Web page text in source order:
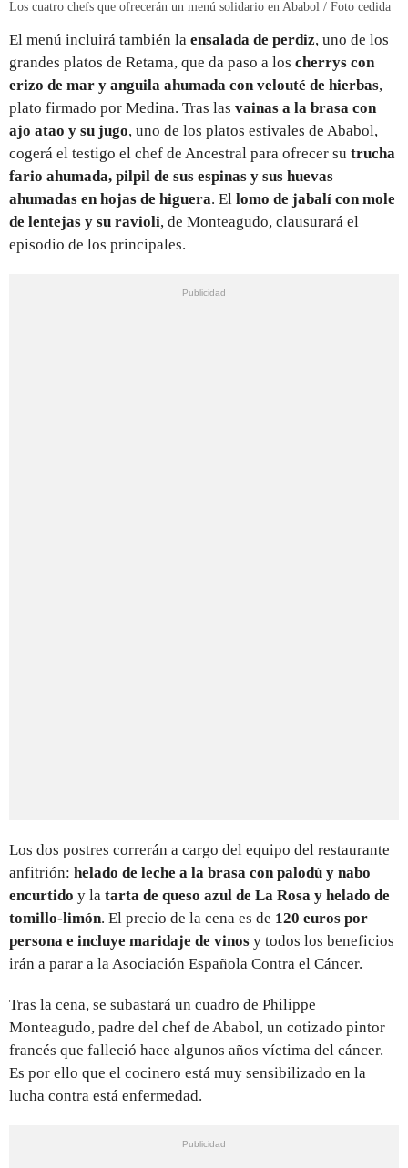
Los cuatro chefs que ofrecerán un menú solidario en Ababol / Foto cedida
El menú incluirá también la ensalada de perdiz, uno de los
grandes platos de Retama, que da paso a los cherrys con
erizo de mar y anguila ahumada con velouté de hierbas,
plato firmado por Medina. Tras las vainas a la brasa con
ajo atao y su jugo, uno de los platos estivales de Ababol,
cogerá el testigo el chef de Ancestral para ofrecer su trucha
fario ahumada, pilpil de sus espinas y sus huevas
ahumadas en hojas de higuera. El lomo de jabalí con mole
de lentejas y su ravioli, de Monteagudo, clausurará el
episodio de los principales.
Los dos postres correrán a cargo del equipo del restaurante
anfitrión: helado de leche a la brasa con palodú y nabo
encurtido y la tarta de queso azul de La Rosa y helado de
tomillo-limón. El precio de la cena es de 120 euros por
persona e incluye maridaje de vinos y todos los beneficios
irán a parar a la Asociación Española Contra el Cáncer.
Tras la cena, se subastará un cuadro de Philippe
Monteagudo, padre del chef de Ababol, un cotizado pintor
francés que falleció hace algunos años víctima del cáncer.
Es por ello que el cocinero está muy sensibilizado en la
lucha contra está enfermedad.